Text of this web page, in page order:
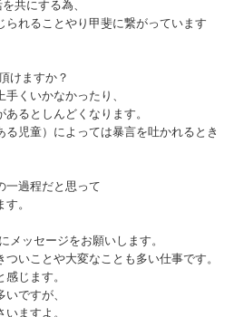
共にする為、
られることやり甲斐に繋がっています
けますか？
くいかなかったり、
るとしんどくなります。
る児童）によっては暴言を吐かれるとき
一過程だと思って
。
ッセージをお願いします。
いことや大変なことも多い仕事です。
じます。
ですが、
ますよ。